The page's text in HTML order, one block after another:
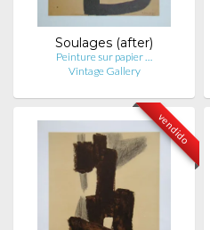
Soulages (after)
Peinture sur papier …
Vintage Gallery
vendido